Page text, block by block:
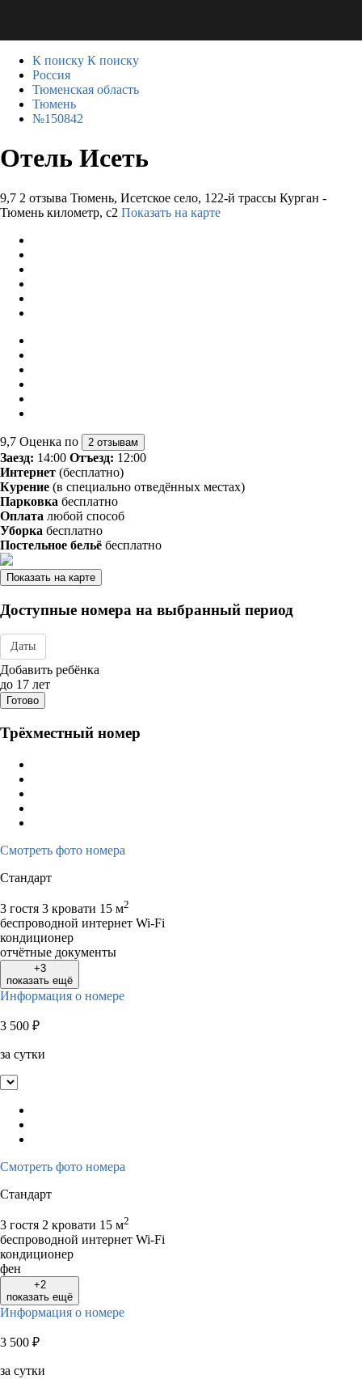
К поиску К поиску
Россия
Тюменская область
Тюмень
№150842
Отель Исеть
9,7 2 отзыва Тюмень, Исетское село, 122-й трассы Курган -
Тюмень километр, с2 Показать на карте
9,7 Оценка по 2 отзывам
Заезд: 14:00 Отъезд: 12:00
Интернет (бесплатно)
Курение (в специально отведённых местах)
Парковка бесплатно
Оплата любой способ
Уборка бесплатно
Постельное бельё бесплатно
Показать на карте
Доступные номера на выбранный период
Даты
Дата заезда - отъезда
Добавить ребёнка
до 17 лет
Готово
Трёхместный номер
Смотреть фото номера
Стандарт
3 гостя 3 кровати 15 м2
беспроводной интернет Wi-Fi
кондиционер
отчётные документы
+3
показать ещё
Информация о номере
3 500 ₽
за сутки
Смотреть фото номера
Стандарт
3 гостя 2 кровати 15 м2
беспроводной интернет Wi-Fi
кондиционер
фен
+2
показать ещё
Информация о номере
3 500 ₽
за сутки